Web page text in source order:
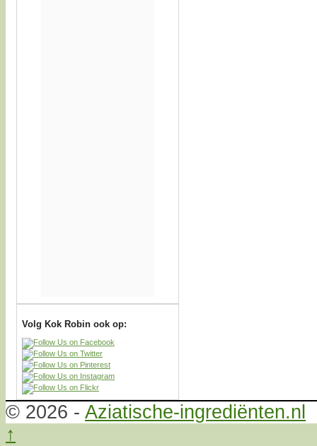
Volg Kok Robin ook op:
© 2026 - Aziatische-ingrediënten.nl
↑